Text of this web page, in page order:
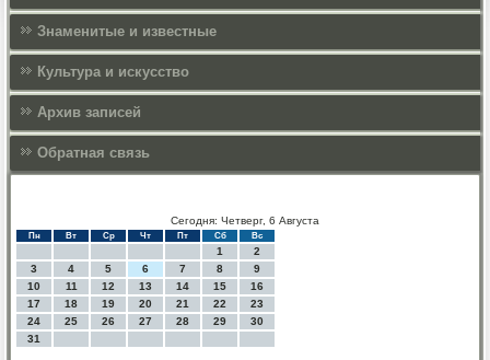
Знаменитые и известные
Культура и искусcтво
Архив записей
Обратная связь
Сегодня: Четверг, 6 Августа
Пн Вт Ср Чт Пт Сб Вс
1
2
3
4 5 6 7 8
9
10
11 12 13 14 15
16
17
18 19 20 21 22
23
24
25 26 27 28 29
30
31